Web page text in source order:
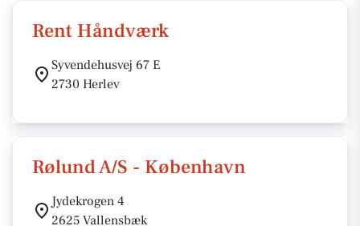
Rent Håndværk
Syvendehusvej 67 E
2730 Herlev
Rølund A/S - København
Jydekrogen 4
2625 Vallensbæk